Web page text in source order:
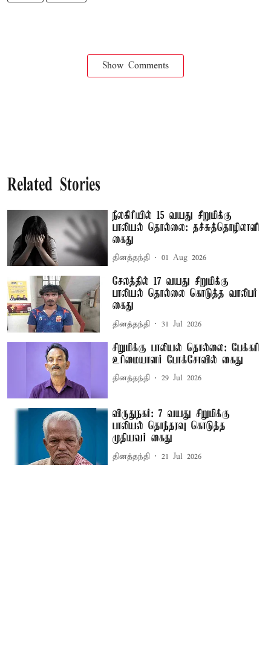
Show Comments
Related Stories
நீலகிரியில் 15 வயது சிறுமிக்கு
பாலியல் தொல்லை: தச்சுத்தொழிலாளி
கைது
தினத்தந்தி 01 Aug 2026
சேலத்தில் 17 வயது சிறுமிக்கு
பாலியல் தொல்லை கொடுத்த வாலிபர்
கைது
தினத்தந்தி 31 Jul 2026
சிறுமிக்கு பாலியல் தொல்லை: பேக்கரி
உரிமையாளர் போக்சோவில் கைது
தினத்தந்தி 29 Jul 2026
விருதுநகர்: 7 வயது சிறுமிக்கு
பாலியல் தொந்தரவு கொடுத்த
முதியவர் கைது
தினத்தந்தி 21 Jul 2026